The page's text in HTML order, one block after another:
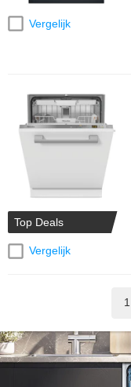
Vergelijk
Top Deals
Vergelijk
1